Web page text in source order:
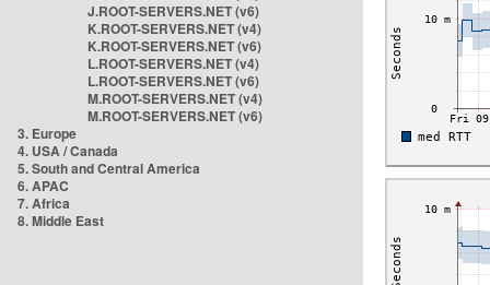
J.ROOT-SERVERS.NET (v6)
K.ROOT-SERVERS.NET (v4)
K.ROOT-SERVERS.NET (v6)
L.ROOT-SERVERS.NET (v4)
L.ROOT-SERVERS.NET (v6)
M.ROOT-SERVERS.NET (v4)
M.ROOT-SERVERS.NET (v6)
3. Europe
4. USA / Canada
5. South and Central America
6. APAC
7. Africa
8. Middle East